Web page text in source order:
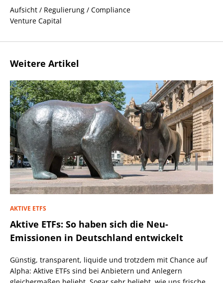
Aufsicht / Regulierung / Compliance
Venture Capital
Weitere Artikel
AKTIVE ETFS
Aktive ETFs: So haben sich die Neu-
Emissionen in Deutschland entwickelt
Günstig, transparent, liquide und trotzdem mit Chance auf
Alpha: Aktive ETFs sind bei Anbietern und Anlegern